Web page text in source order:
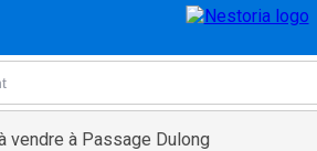
vendre à Passage Dulong